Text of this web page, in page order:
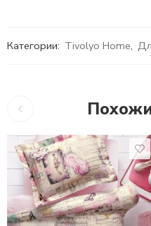
Категории: Tivolyo Home,